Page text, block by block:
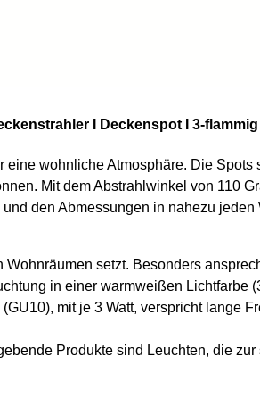
I Deckenspot I 3-
wohnliche Atmosphäre. Die
Mit dem Abstrahlwinkel von 110
den Abmessungen in nahezu
setzt. Besonders
in einer warmweißen Lichtfarbe
mit je 3 Watt, verspricht lange
Produkte sind Leuchten, die